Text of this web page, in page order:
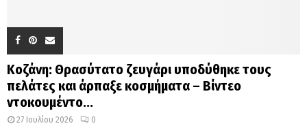
Κοζάνη: Θρασύτατο ζευγάρι υποδύθηκε τους
πελάτες και άρπαξε κοσμήματα – Βίντεο
ντοκουμέντο...
27 Ιουλίου 2026 0